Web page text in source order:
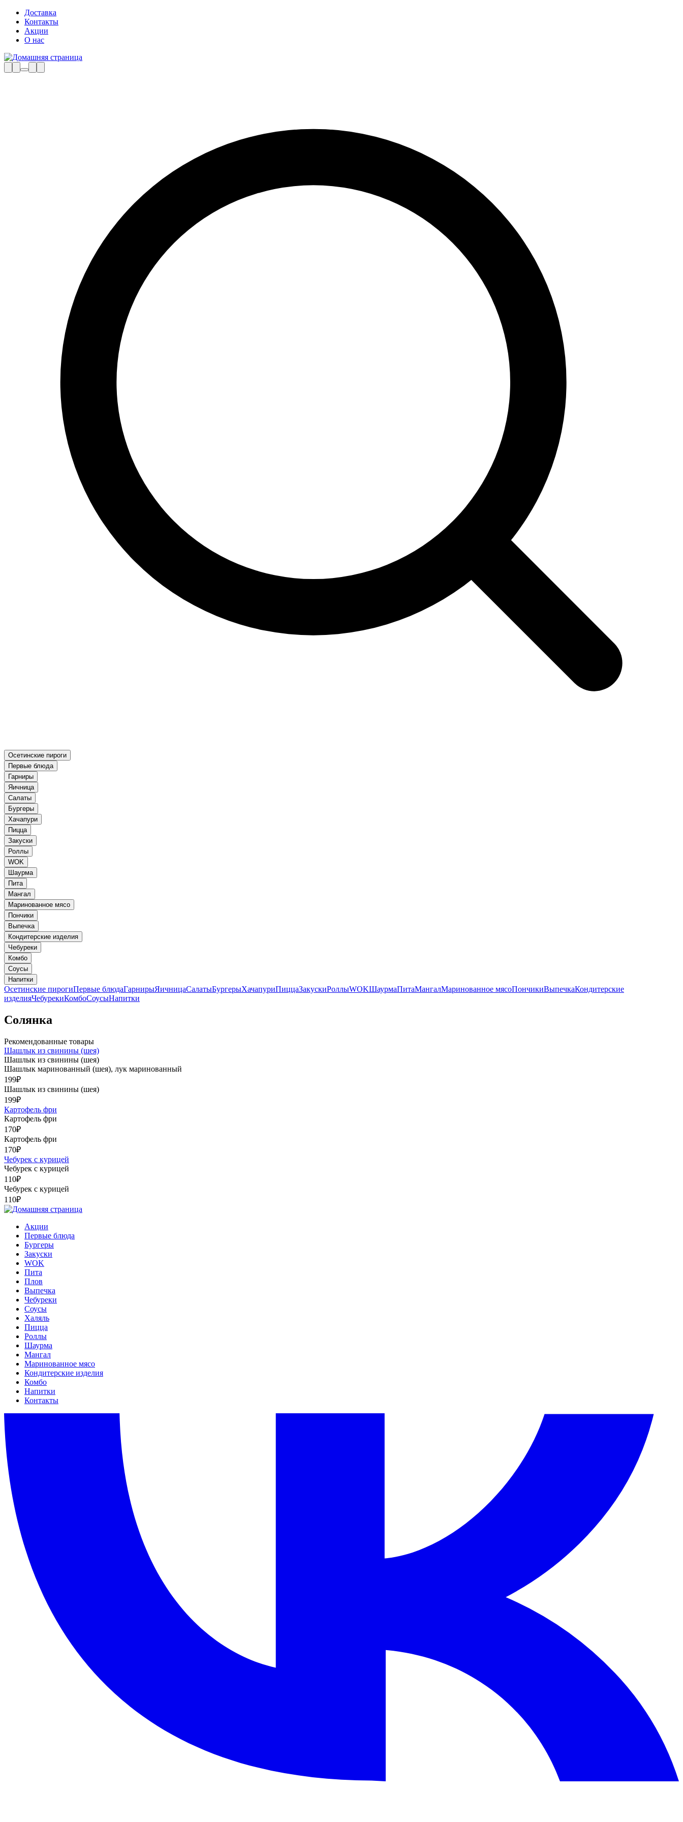
Доставка
Контакты
Акции
О нас
Осетинские пироги
Первые блюда
Гарниры
Яичница
Салаты
Бургеры
Хачапури
Пицца
Закуски
Роллы
WOK
Шаурма
Пита
Мангал
Маринованное мясо
Пончики
Выпечка
Кондитерские изделия
Чебуреки
Комбо
Соусы
Напитки
Осетинские пирогиПервые блюдаГарнирыЯичницаСалатыБургерыХачапуриПиццаЗакускиРоллыWOKШаурмаПитаМангалМаринованное мясоПончикиВыпечкаКондитерские
изделияЧебурекиКомбоСоусыНапитки
Солянка
Рекомендованные товары
Шашлык из свинины (шея)
Шашлык из свинины (шея)
Шашлык маринованный (шея), лук маринованный
199₽
Шашлык из свинины (шея)
199₽
Картофель фри
Картофель фри
170₽
Картофель фри
170₽
Чебурек с курицей
Чебурек с курицей
110₽
Чебурек с курицей
110₽
Акции
Первые блюда
Бургеры
Закуски
WOK
Пита
Плов
Выпечка
Чебуреки
Соусы
Халяль
Пицца
Роллы
Шаурма
Мангал
Маринованное мясо
Кондитерские изделия
Комбо
Напитки
Контакты